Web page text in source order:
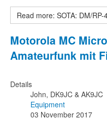
Read more: SOTA: DM/
Motorola MC
Amateurfunk mit
Details
John, DK9JC & AK9JC
Equipment
03 November 2017